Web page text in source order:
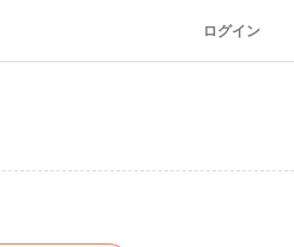
ログイン